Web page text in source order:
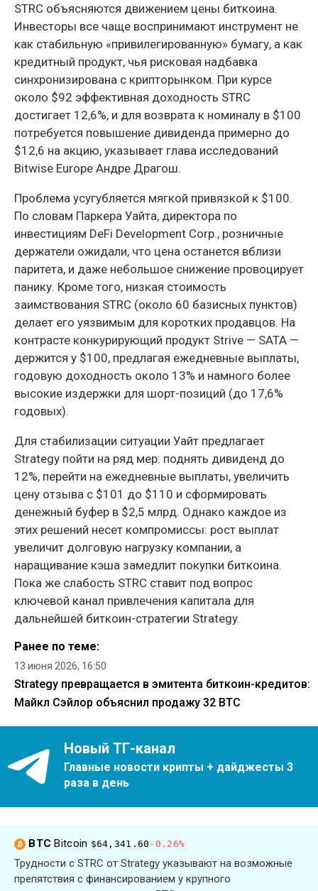
STRC объясняются движением цены биткоина.
Инвесторы все чаще воспринимают инструмент не
как стабильную «привилегированную» бумагу, а как
кредитный продукт, чья рисковая надбавка
синхронизирована с крипторынком. При курсе
около $92 эффективная доходность STRC
достигает 12,6%, и для возврата к номиналу в $100
потребуется повышение дивиденда примерно до
$12,6 на акцию, указывает глава исследований
Bitwise Europe Андре Драгош.
Проблема усугубляется мягкой привязкой к $100.
По словам Паркера Уайта, директора по
инвестициям DeFi Development Corp., розничные
держатели ожидали, что цена останется вблизи
паритета, и даже небольшое снижение провоцирует
панику. Кроме того, низкая стоимость
заимствования STRC (около 60 базисных пунктов)
делает его уязвимым для коротких продавцов. На
контрасте конкурирующий продукт Strive — SATA —
держится у $100, предлагая ежедневные выплаты,
годовую доходность около 13% и намного более
высокие издержки для шорт-позиций (до 17,6%
годовых).
Для стабилизации ситуации Уайт предлагает
Strategy пойти на ряд мер: поднять дивиденд до
12%, перейти на ежедневные выплаты, увеличить
цену отзыва с $101 до $110 и сформировать
денежный буфер в $2,5 млрд. Однако каждое из
этих решений несет компромиссы: рост выплат
увеличит долговую нагрузку компании, а
наращивание кэша замедлит покупки биткоина.
Пока же слабость STRC ставит под вопрос
ключевой канал привлечения капитала для
дальнейшей биткоин-стратегии Strategy.
Ранее по теме:
13 июня 2026, 16:50
Strategy превращается в эмитента биткоин-кредитов:
Майкл Сэйлор объяснил продажу 32 BTC
Новый ТГ-канал
Главные новости крипты + дайджесты 3
раза в день
BTCBitcoin $64,341.60 -0.26%
Трудности с STRC от Strategy указывают на возможные
препятствия с финансированием у крупного